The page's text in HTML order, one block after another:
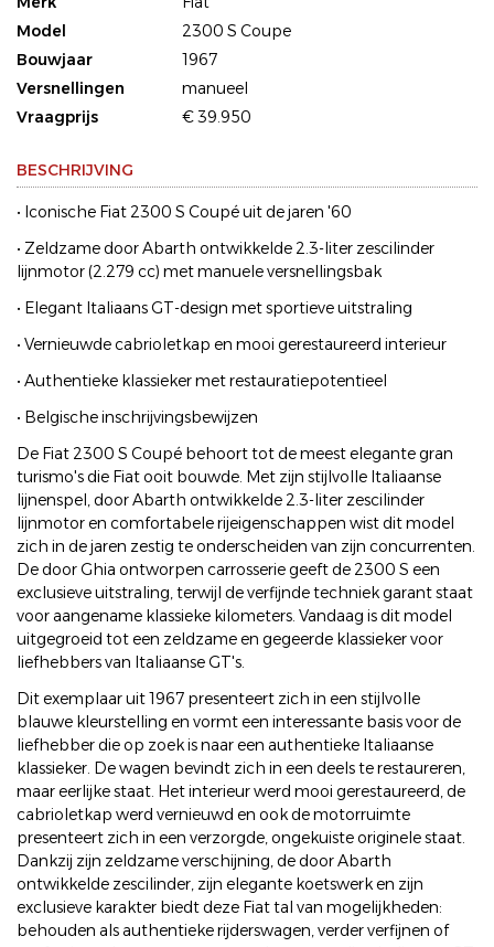
Model
2300 S Coupe
Bouwjaar
1967
Versnellingen
manueel
Vraagprijs
€ 39.950
BESCHRIJVING
• Iconische Fiat 2300 S Coupé uit de jaren '60
• Zeldzame door Abarth ontwikkelde 2.3-liter zescilinder
lijnmotor (2.279 cc) met manuele versnellingsbak
• Elegant Italiaans GT-design met sportieve uitstraling
• Vernieuwde cabrioletkap en mooi gerestaureerd interieur
• Authentieke klassieker met restauratiepotentieel
• Belgische inschrijvingsbewijzen
De Fiat 2300 S Coupé behoort tot de meest elegante gran
turismo's die Fiat ooit bouwde. Met zijn stijlvolle Italiaanse
lijnenspel, door Abarth ontwikkelde 2.3-liter zescilinder
lijnmotor en comfortabele rijeigenschappen wist dit model
zich in de jaren zestig te onderscheiden van zijn concurrenten.
De door Ghia ontworpen carrosserie geeft de 2300 S een
exclusieve uitstraling, terwijl de verfijnde techniek garant staat
voor aangename klassieke kilometers. Vandaag is dit model
uitgegroeid tot een zeldzame en gegeerde klassieker voor
liefhebbers van Italiaanse GT's.
Dit exemplaar uit 1967 presenteert zich in een stijlvolle
blauwe kleurstelling en vormt een interessante basis voor de
liefhebber die op zoek is naar een authentieke Italiaanse
klassieker. De wagen bevindt zich in een deels te restaureren,
maar eerlijke staat. Het interieur werd mooi gerestaureerd, de
cabrioletkap werd vernieuwd en ook de motorruimte
presenteert zich in een verzorgde, ongekuiste originele staat.
Dankzij zijn zeldzame verschijning, de door Abarth
ontwikkelde zescilinder, zijn elegante koetswerk en zijn
exclusieve karakter biedt deze Fiat tal van mogelijkheden:
behouden als authentieke rijderswagen, verder verfijnen of